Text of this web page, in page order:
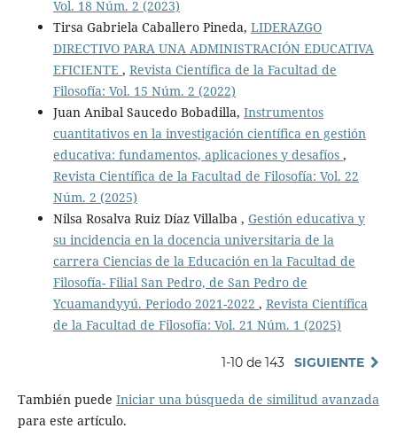
Vol. 18 Núm. 2 (2023)
Tirsa Gabriela Caballero Pineda, LIDERAZGO
DIRECTIVO PARA UNA ADMINISTRACIÓN EDUCATIVA
EFICIENTE , Revista Científica de la Facultad de
Filosofía: Vol. 15 Núm. 2 (2022)
Juan Anibal Saucedo Bobadilla, Instrumentos
cuantitativos en la investigación científica en gestión
educativa: fundamentos, aplicaciones y desafíos ,
Revista Científica de la Facultad de Filosofía: Vol. 22
Núm. 2 (2025)
Nilsa Rosalva Ruiz Díaz Villalba , Gestión educativa y
su incidencia en la docencia universitaria de la
carrera Ciencias de la Educación en la Facultad de
Filosofía- Filial San Pedro, de San Pedro de
Ycuamandyyú. Periodo 2021-2022 , Revista Científica
de la Facultad de Filosofía: Vol. 21 Núm. 1 (2025)
1-10 de 143 SIGUIENTE
También puede Iniciar una búsqueda de similitud avanzada
para este artículo.